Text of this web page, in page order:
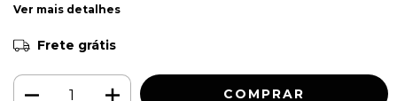
Ver mais detalhes
Frete grátis